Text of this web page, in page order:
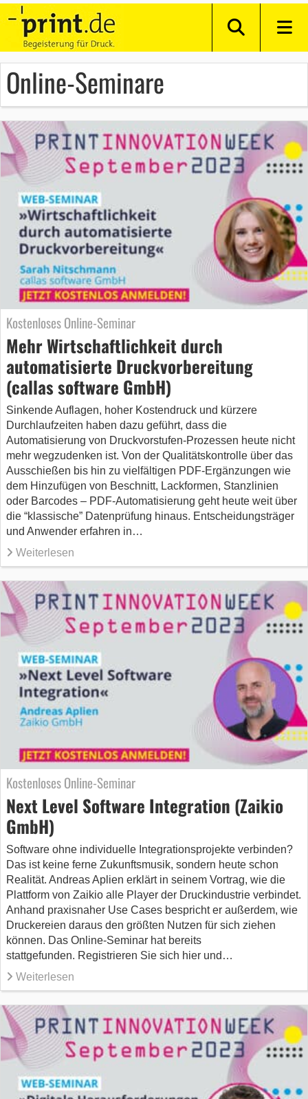
Online-Seminare
Kostenloses Online-Seminar
Mehr Wirtschaftlichkeit durch
automatisierte Druckvorbereitung
(callas software GmbH)
Sinkende Auflagen, hoher Kostendruck und kürzere
Durchlaufzeiten haben dazu geführt, dass die
Automatisierung von Druckvorstufen-Prozessen heute nicht
mehr wegzudenken ist. Von der Qualitätskontrolle über das
Ausschießen bis hin zu vielfältigen PDF-Ergänzungen wie
dem Hinzufügen von Beschnitt, Lackformen, Stanzlinien
oder Barcodes – PDF-Automatisierung geht heute weit über
die “klassische” Datenprüfung hinaus. Entscheidungsträger
und Anwender erfahren in…
Weiterlesen
Kostenloses Online-Seminar
Next Level Software Integration (Zaikio
GmbH)
Software ohne individuelle Integrationsprojekte verbinden?
Das ist keine ferne Zukunftsmusik, sondern heute schon
Realität. Andreas Aplien erklärt in seinem Vortrag, wie die
Plattform von Zaikio alle Player der Druckindustrie verbindet.
Anhand praxisnaher Use Cases bespricht er außerdem, wie
Druckereien daraus den größten Nutzen für sich ziehen
können. Das Online-Seminar hat bereits
stattgefunden. Registrieren Sie sich hier und…
Weiterlesen